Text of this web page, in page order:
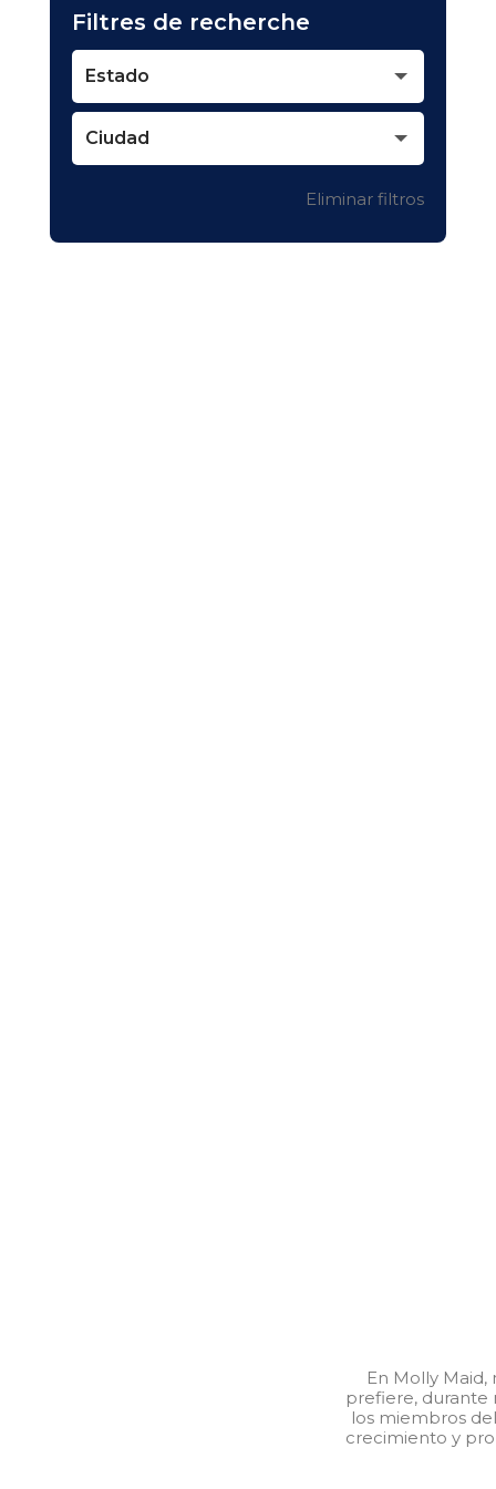
Filtres de recherche
Estado
Ciudad
Eliminar filtros
En Molly
prefiere, durante
los miembros
crecimiento y